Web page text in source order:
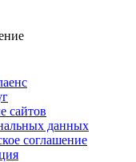
сайтов
данных
соглашение